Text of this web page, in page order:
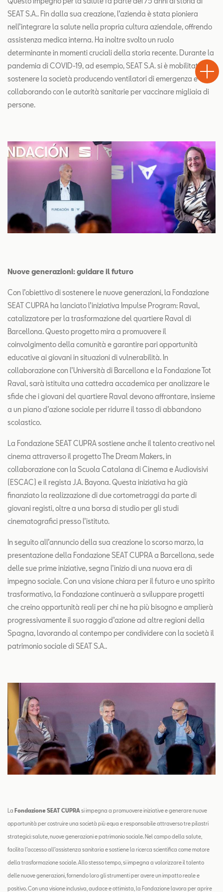
SEAT S.A.. Fin dalla sua creazione, l’azienda è stata pioniera
nell’integrare la salute nella propria cultura aziendale, offrendo
assistenza medica interna. Ha inoltre svolto un ruolo
determinante in momenti cruciali della storia recente. Durante la
pandemia di COVID-19, ad esempio, SEAT S.A. si è mobilitata per
sostenere la società producendo ventilatori di emergenza e
collaborando con le autorità sanitarie per vaccinare migliaia di
persone.
Nuove generazioni: guidare il futuro
Con l’obiettivo di sostenere le nuove generazioni, la Fondazione
SEAT CUPRA ha lanciato l’iniziativa Impulse Program: Raval,
catalizzatore per la trasformazione del quartiere Raval di
Barcellona. Questo progetto mira a promuovere il
coinvolgimento della comunità e garantire pari opportunità
educative ai giovani in situazioni di vulnerabilità. In
collaborazione con l’Università di Barcellona e la Fondazione Tot
Raval, sarà istituita una cattedra accademica per analizzare le
sfide che i giovani del quartiere Raval devono affrontare, insieme
a un piano d’azione sociale per ridurre il tasso di abbandono
scolastico.
La Fondazione SEAT CUPRA sostiene anche il talento creativo nel
cinema attraverso il progetto The Dream Makers, in
collaborazione con la Scuola Catalana di Cinema e Audiovisivi
(ESCAC) e il regista J.A. Bayona. Questa iniziativa ha già
finanziato la realizzazione di due cortometraggi da parte di
giovani registi, oltre a una borsa di studio per gli studi
cinematografici presso l’istituto.
In seguito all’annuncio della sua creazione lo scorso marzo, la
presentazione della Fondazione SEAT CUPRA a Barcellona, sede
delle sue prime iniziative, segna l’inizio di una nuova era di
impegno sociale. Con una visione chiara per il futuro e uno spirito
trasformativo, la Fondazione continuerà a sviluppare progetti
che creino opportunità reali per chi ne ha più bisogno e amplierà
progressivamente il suo raggio d’azione ad altre regioni della
Spagna, lavorando al contempo per condividere con la società il
patrimonio sociale di SEAT S.A..
La Fondazione SEAT CUPRA si impegna a promuovere iniziative e generare nuove
opportunità per costruire una società più equa e responsabile attraverso tre pilastri
strategici: salute, nuove generazioni e patrimonio sociale. Nel campo della salute,
facilita l’accesso all’assistenza sanitaria e sostiene la ricerca scientifica come motore
della trasformazione sociale. Allo stesso tempo, si impegna a valorizzare il talento
delle nuove generazioni, fornendo loro gli strumenti per avere un impatto reale e
positivo. Con una visione inclusiva, audace e ottimista, la Fondazione lavora per aprire
Test
Drive
Chiama